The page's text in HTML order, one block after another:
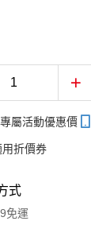
屬活動優惠價
折價券
式
免運